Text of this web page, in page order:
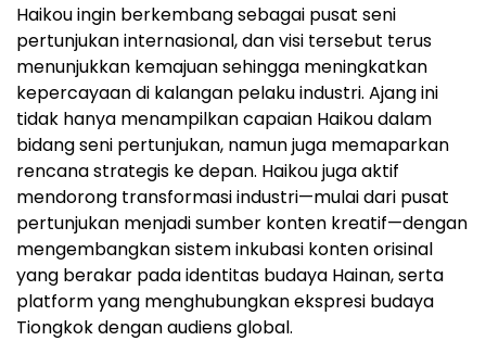
Haikou ingin berkembang sebagai pusat seni
pertunjukan internasional, dan visi tersebut terus
menunjukkan kemajuan sehingga meningkatkan
kepercayaan di kalangan pelaku industri. Ajang ini
tidak hanya menampilkan capaian Haikou dalam
bidang seni pertunjukan, namun juga memaparkan
rencana strategis ke depan. Haikou juga aktif
mendorong transformasi industri—mulai dari pusat
pertunjukan menjadi sumber konten kreatif—dengan
mengembangkan sistem inkubasi konten orisinal
yang berakar pada identitas budaya Hainan, serta
platform yang menghubungkan ekspresi budaya
Tiongkok dengan audiens global.